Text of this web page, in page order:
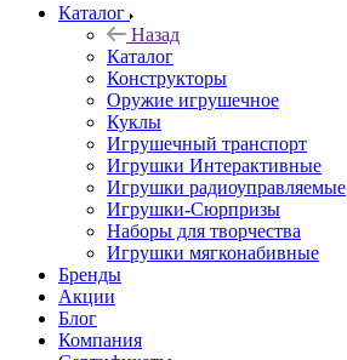
Каталог
Назад
Каталог
Конструкторы
Оружие игрушечное
Куклы
Игрушечный транспорт
Игрушки Интерактивные
Игрушки радиоуправляемые
Игрушки-Сюрпризы
Наборы для творчества
Игрушки мягконабивные
Бренды
Акции
Блог
Компания